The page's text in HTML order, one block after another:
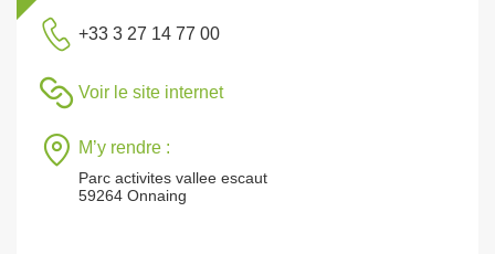
+33 3 27 14 77 00
Voir le site internet
M’y rendre :
Parc activites vallee escaut
59264 Onnaing